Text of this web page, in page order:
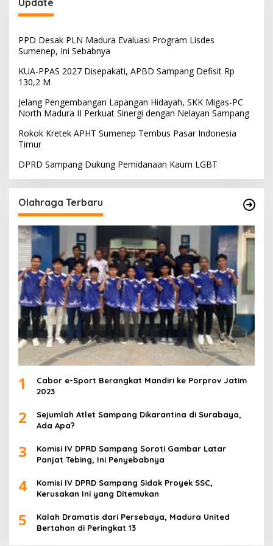
PPD Desak PLN Madura Evaluasi Program Lisdes
Sumenep, Ini Sebabnya
KUA-PPAS 2027 Disepakati, APBD Sampang Defisit Rp
130,2 M
Jelang Pengembangan Lapangan Hidayah, SKK Migas-PC
North Madura II Perkuat Sinergi dengan Nelayan Sampang
Rokok Kretek APHT Sumenep Tembus Pasar Indonesia
Timur
DPRD Sampang Dukung Pemidanaan Kaum LGBT
Olahraga Terbaru
1
Cabor e-Sport Berangkat Mandiri ke Porprov Jatim
2023
2
Sejumlah Atlet Sampang Dikarantina di Surabaya,
Ada Apa?
3
Komisi IV DPRD Sampang Soroti Gambar Latar
Panjat Tebing, Ini Penyebabnya
4
Komisi IV DPRD Sampang Sidak Proyek SSC,
Kerusakan Ini yang Ditemukan
5
Kalah Dramatis dari Persebaya, Madura United
Bertahan di Peringkat 13